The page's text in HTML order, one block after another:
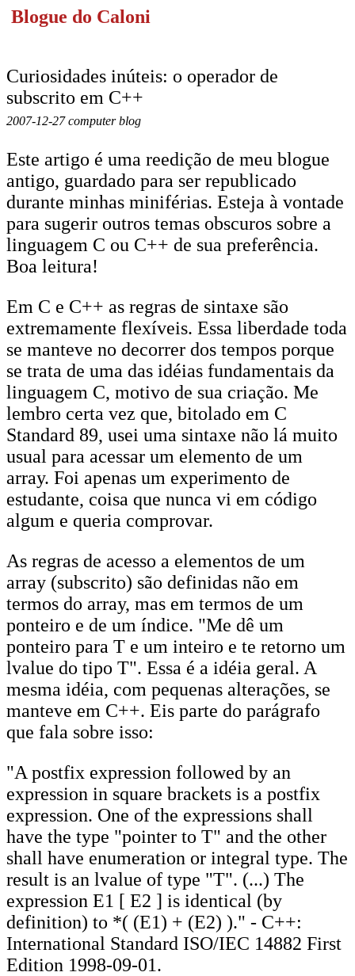
Blogue do Caloni
Curiosidades inúteis: o operador de
subscrito em C++
2007-12-27 computer blog
Este artigo é uma reedição de meu blogue
antigo, guardado para ser republicado
durante minhas miniférias. Esteja à vontade
para sugerir outros temas obscuros sobre a
linguagem C ou C++ de sua preferência.
Boa leitura!
Em C e C++ as regras de sintaxe são
extremamente flexíveis. Essa liberdade toda
se manteve no decorrer dos tempos porque
se trata de uma das idéias fundamentais da
linguagem C, motivo de sua criação. Me
lembro certa vez que, bitolado em C
Standard 89, usei uma sintaxe não lá muito
usual para acessar um elemento de um
array. Foi apenas um experimento de
estudante, coisa que nunca vi em código
algum e queria comprovar.
As regras de acesso a elementos de um
array (subscrito) são definidas não em
termos do array, mas em termos de um
ponteiro e de um índice. "Me dê um
ponteiro para T e um inteiro e te retorno um
lvalue do tipo T". Essa é a idéia geral. A
mesma idéia, com pequenas alterações, se
manteve em C++. Eis parte do parágrafo
que fala sobre isso:
"A postfix expression followed by an
expression in square brackets is a postfix
expression. One of the expressions shall
have the type "pointer to T" and the other
shall have enumeration or integral type. The
result is an lvalue of type "T". (...) The
expression E1 [ E2 ] is identical (by
definition) to *( (E1) + (E2) )." - C++:
International Standard ISO/IEC 14882 First
Edition 1998-09-01.